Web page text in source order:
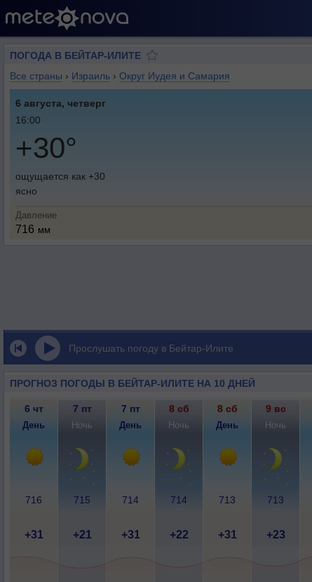
ПОГОДА В БЕЙТАР-ИЛИТЕ
Все страны › Израиль › Округ Иудея и Самария
6 августа, четверг
16:00
+30°
ощущается как +30
ясно
Давление
716 мм
Прослушать погоду в Бейтар-Илите
ПРОГНОЗ ПОГОДЫ В БЕЙТАР-ИЛИТЕ НА 10 ДНЕЙ
6 чт 7 пт 7 пт 8 сб 8 сб 9 вс
День Ночь День Ночь День Ночь
716 715 714 714 713 713
+31 +21 +31 +22 +31 +23